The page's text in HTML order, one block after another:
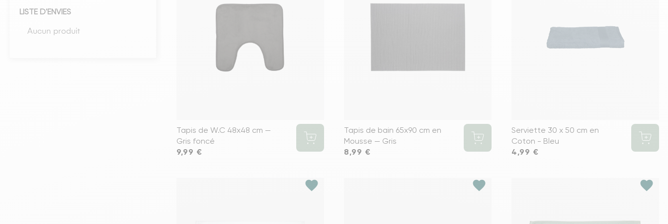
Voir tous les meubles de rangements
LISTE D'ENVIES
Aucun produit
Tapis de W.C 48x48 cm —
Gris foncé
Prix
9,99 €
Tapis de bain 65x90 cm en
Mousse — Gris
Prix
8,99 €
Serviette 30 x 50 cm en
Coton - Bleu
Prix
4,99 €
favorite favorite favorite